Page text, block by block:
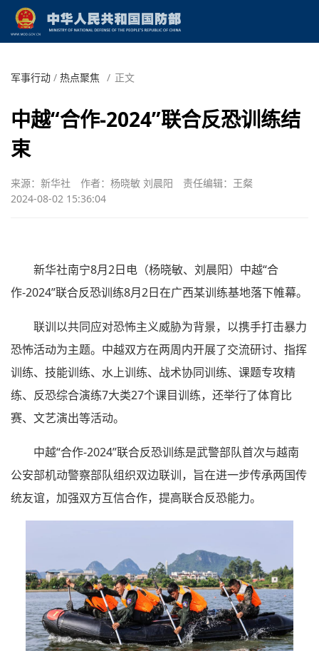
军事行动 / 热点聚焦 / 正文
中越“合作-2024”联合反恐训练结
束
来源：新华社 作者：杨晓敏 刘晨阳
责任编辑：王粲
2024-08-02 15:36:04
新华社南宁8月2日电（杨晓敏、刘晨阳）中越“合
作-2024”联合反恐训练8月2日在广西某训练基地落下帷幕。
联训以共同应对恐怖主义威胁为背景，以携手打击暴力
恐怖活动为主题。中越双方在两周内开展了交流研讨、指挥
训练、技能训练、水上训练、战术协同训练、课题专攻精
练、反恐综合演练7大类27个课目训练，还举行了体育比
赛、文艺演出等活动。
中越“合作-2024”联合反恐训练是武警部队首次与越南
公安部机动警察部队组织双边联训，旨在进一步传承两国传
统友谊，加强双方互信合作，提高联合反恐能力。